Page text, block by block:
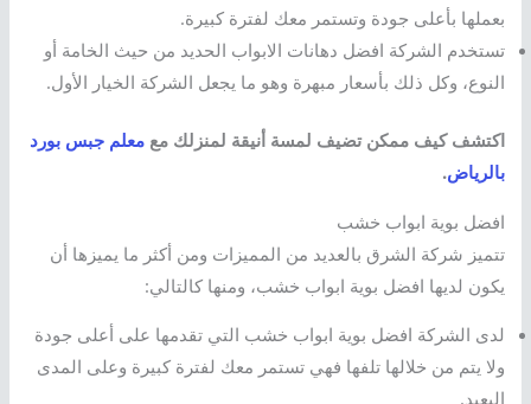
بعملها بأعلى جودة وتستمر معك لفترة كبيرة.
تستخدم الشركة افضل دهانات الابواب الحديد من حيث الخامة أو
النوع، وكل ذلك بأسعار مبهرة وهو ما يجعل الشركة الخيار الأول.
اكتشف كيف ممكن تضيف لمسة أنيقة لمنزلك معمعلم جبس بورد
بالرياض.
افضل بوية ابواب خشب
تتميز شركة الشرق بالعديد من المميزات ومن أكثر ما يميزها أن
يكون لديها افضل بوية ابواب خشب، ومنها كالتالي:
لدى الشركة افضل بوية ابواب خشب التي تقدمها على أعلى جودة
ولا يتم من خلالها تلفها فهي تستمر معك لفترة كبيرة وعلى المدى
البعيد.